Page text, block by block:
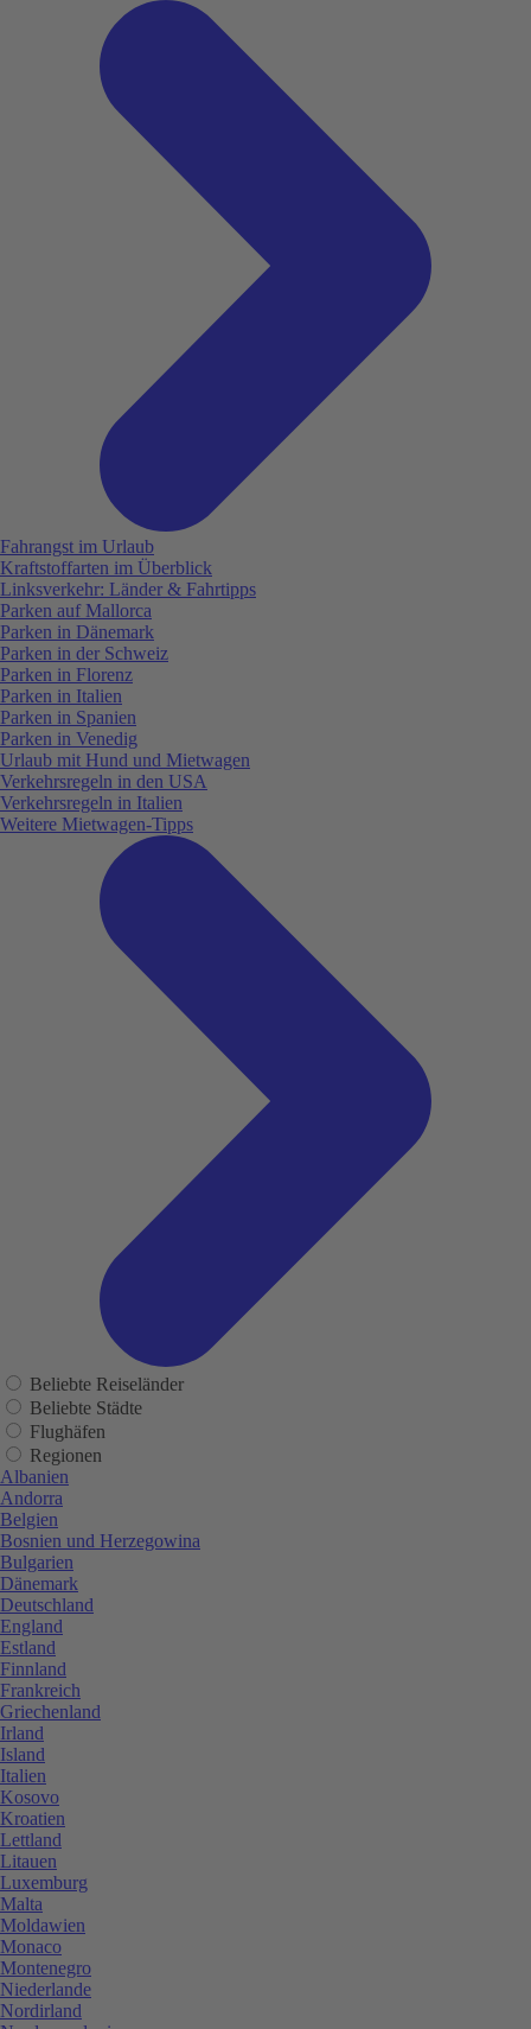
Fahrangst im Urlaub
Kraftstoffarten im Überblick
Linksverkehr: Länder & Fahrtipps
Parken auf Mallorca
Parken in Dänemark
Parken in der Schweiz
Parken in Florenz
Parken in Italien
Parken in Spanien
Parken in Venedig
Urlaub mit Hund und Mietwagen
Verkehrsregeln in den USA
Verkehrsregeln in Italien
Weitere Mietwagen-Tipps
Beliebte Reiseländer
Beliebte Städte
Flughäfen
Regionen
Albanien
Andorra
Belgien
Bosnien und Herzegowina
Bulgarien
Dänemark
Deutschland
England
Estland
Finnland
Frankreich
Griechenland
Irland
Island
Italien
Kosovo
Kroatien
Lettland
Litauen
Luxemburg
Malta
Moldawien
Monaco
Montenegro
Niederlande
Nordirland